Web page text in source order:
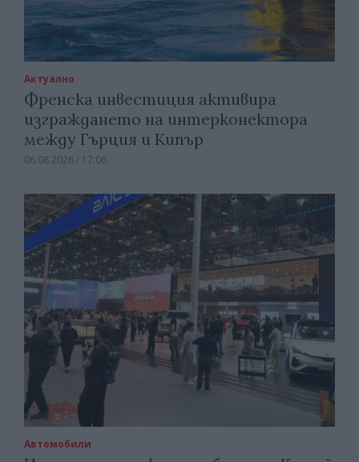
Актуално
Френска инвестиция активира
изграждането на интерконектора
между Гърция и Кипър
06.08.2026 / 17:06
Автомобили